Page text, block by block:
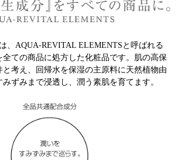
、AQUA-REVITAL ELEMENTSと呼ばれる
全ての商品に処方した化粧品です。肌の高保
考え、回帰水を保湿の主原料に天然植物由
ずみまで浸透し、潤う素肌を育てます。